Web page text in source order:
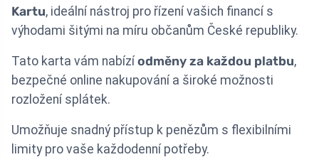
Kartu, ideální nástroj pro řízení vašich financí s
výhodami šitými na míru občanům České republiky.
Tato karta vám nabízíodměny za každou platbu,
bezpečné online nakupování a široké možnosti
rozložení splátek.
Umožňuje snadný přístup k penězům s flexibilními
limity pro vaše každodenní potřeby.